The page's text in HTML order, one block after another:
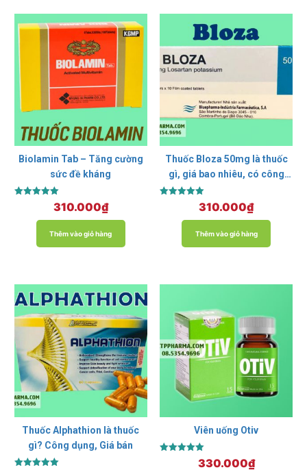
Biolamin Tab – Tăng cường
sức đề kháng
5.00
310.000₫
Thêm vào giỏ hàng
Thuốc Bloza 50mg là thuốc
gì, giá bao nhiêu, có công
5.00
310.000₫
Thêm vào giỏ hàng
Thuốc Alphathion là thuốc
gì? Công dụng, Giá bán
Viên uống Otiv
Được xếp330.000₫